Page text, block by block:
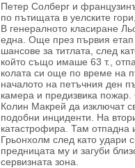
Петер Солберг и
по пътищата в уелските
В генералното класиране
една. Още през първия етап
шансове за титлата, след
който също имаше 63 т.,
колата си още по време на
началото на петъчния ден
камера и предизвика пожар.
Колин Макрей да изключат
подобни инциденти. На
катастрофира. Там отпадна
Грьонхолм след като удари
предницата му и загуби
сервизната зона.